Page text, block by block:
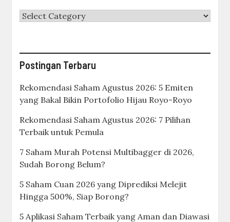
Categories
Postingan Terbaru
Rekomendasi Saham Agustus 2026: 5 Emiten
yang Bakal Bikin Portofolio Hijau Royo-Royo
Rekomendasi Saham Agustus 2026: 7 Pilihan
Terbaik untuk Pemula
7 Saham Murah Potensi Multibagger di 2026,
Sudah Borong Belum?
5 Saham Cuan 2026 yang Diprediksi Melejit
Hingga 500%, Siap Borong?
5 Aplikasi Saham Terbaik yang Aman dan Diawasi